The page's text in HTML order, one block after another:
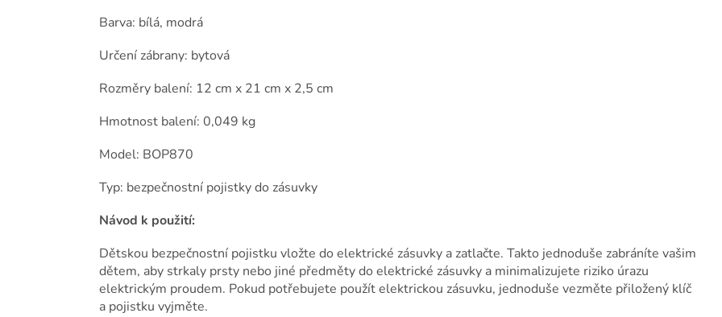
Barva: bílá, modrá
Určení zábrany: bytová
Rozměry balení: 12 cm x 21 cm x 2,5 cm
Hmotnost balení: 0,049 kg
Model: BOP870
Typ: bezpečnostní pojistky do zásuvky
Návod k použití:
Dětskou bezpečnostní pojistku vložte do elektrické zásuvky a zatlačte. Takto jednoduše zabráníte vašim
dětem, aby strkaly prsty nebo jiné předměty do elektrické zásuvky a minimalizujete riziko úrazu
elektrickým proudem. Pokud potřebujete použít elektrickou zásuvku, jednoduše vezměte přiložený klíč
a pojistku vyjměte.